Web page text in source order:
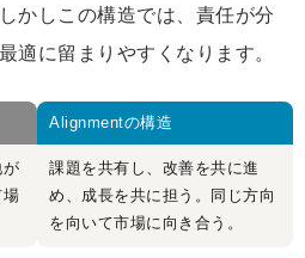
かしこの構造では、責任が分
適に留まりやすくなります。
が
場
Alignmentの構造
課題を共有し、改善を共に進
め、成長を共に担う。同じ方向
を向いて市場に向き合う。